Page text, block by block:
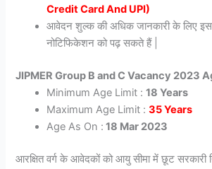
Credit Card And UPI)
आवेदन शुल्क की अधिक जानकारी के लिए
नोटिफिकेशन को पढ़ सकते हैं |
JIPMER Group B and C Vacancy 2023
Minimum Age Limit :18 Years
Maximum Age Limit :35 Years
Age As On : 18 Mar 2023
आरक्षित वर्ग के आवेदकों को आयु सीमा में छूट सरकारी